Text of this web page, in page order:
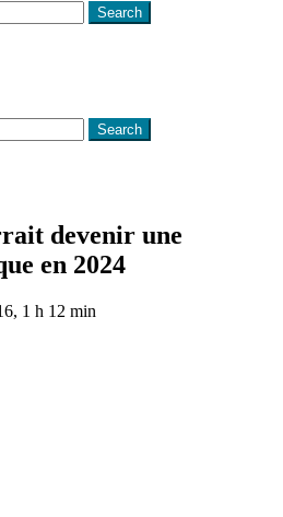
Search
Search
devenir une
en 2024
1 h 12 min